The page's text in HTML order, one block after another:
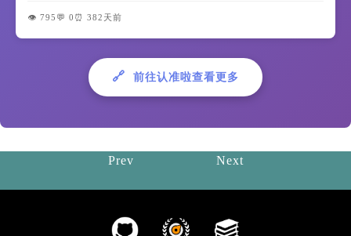
👁️ 795 💬 0 ⏰ 382天前
🔗 前往认准啦查看更多
Prev Next